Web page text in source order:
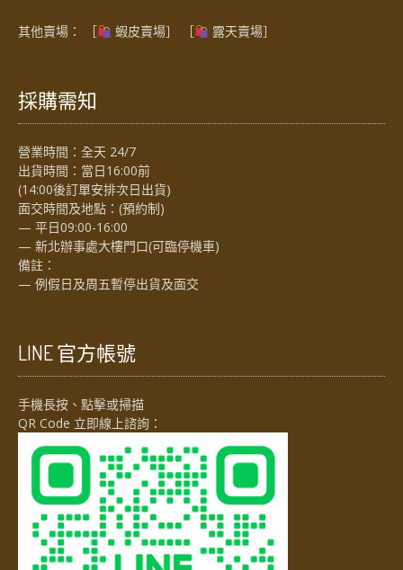
其他賣場： ［ 蝦皮賣場］ ［ 露天賣場］
採購需知
營業時間：全天 24/7
出貨時間：當日16:00前
(14:00後訂單安排次日出貨)
面交時間及地點：(預約制)
— 平日09:00-16:00
— 新北辦事處大樓門口(可臨停機車)
備註：
— 例假日及周五暫停出貨及面交
LINE 官方帳號
手機長按、點擊或掃描
QR Code 立即線上諮詢：